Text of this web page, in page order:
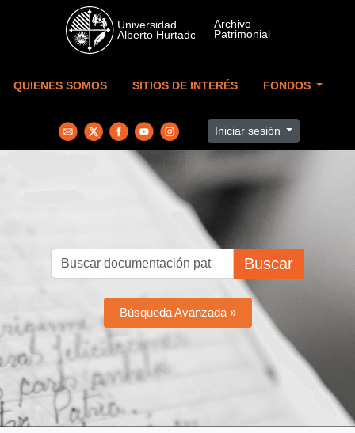
Skip to main content
QUIENES SOMOS SITIOS DE INTERÉS FONDOS
Iniciar sesión
Buscar
Búsqueda Avanzada »